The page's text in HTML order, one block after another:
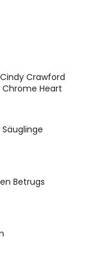
Crawford
Heart
Betrugs